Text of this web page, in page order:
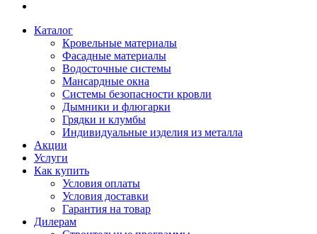
Каталог
Кровельные материалы
Фасадные материалы
Водосточные системы
Мансардные окна
Системы безопасности кровли
Дымники и флюгарки
Грядки и клумбы
Индивидуальные изделия из металла
Акции
Услуги
Как купить
Условия оплаты
Условия доставки
Гарантия на товар
Дилерам